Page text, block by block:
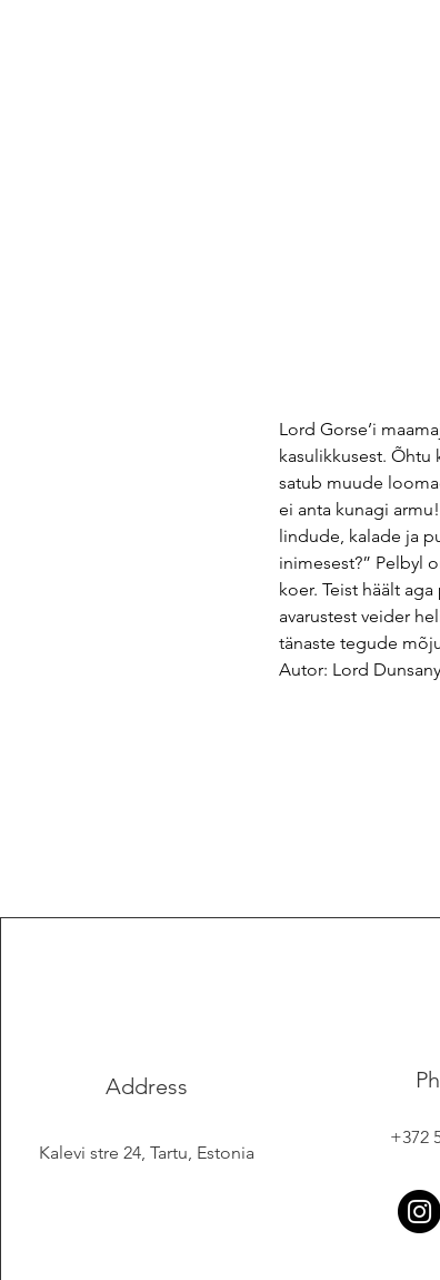
Lord Gorse’i
kasulikkusest.
satub muude
ei anta kunagi
lindude, kalade ja
inimesest?” Pelbyl
koer. Teist häält
avarustest veider
tänaste tegude
Autor: Lord
Address
Kalevi stre 24, Tartu, Estonia
+372